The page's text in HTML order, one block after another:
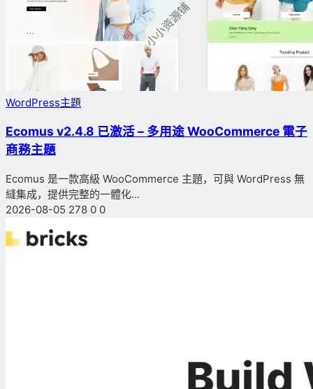
WordPress主題
Ecomus v2.4.8 已激活 – 多用途 WooCommerce 電子
商務主題
Ecomus 是一款高級 WooCommerce 主題，可與 WordPress 無
縫集成，提供完整的一體化...
2026-08-05 278 0 0